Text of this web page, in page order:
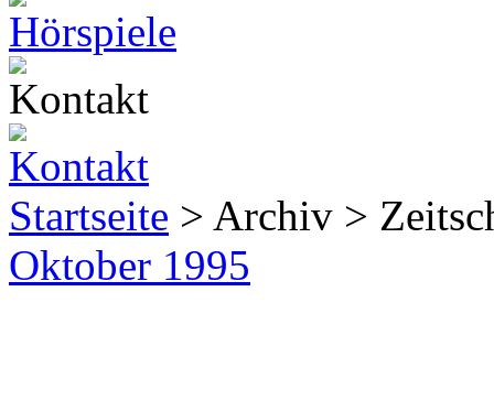
Startseite > Archiv >
Oktober 1995